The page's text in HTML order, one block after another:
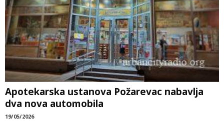
Apotekarska ustanova Požarevac nabavlja
dva nova automobila
19/05/2026